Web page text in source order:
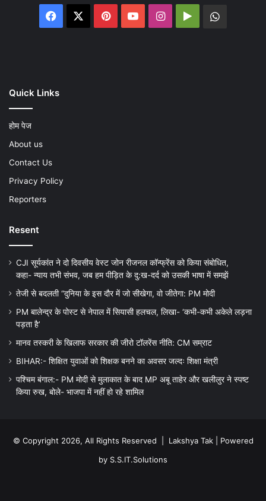
Facebook PinterestYouTubeInstagram
Google
Quick Links
होम पेज
About us
Contact Us
Privacy Policy
Reporters
Resent
CJI सूर्यकांत ने दो दिवसीय वेस्ट जोन रीजनल कॉन्फ्रेंस को किया संबोधित,
कहा- न्याय तभी संभव, जब हम पीड़ित के दु:ख-दर्द को उसकी भाषा में समझें
तेजी से बदलती “दुनिया के इस दौर में जो सीखेगा, वो जीतेगा: PM मोदी
PM बालेन्द्र के पोस्ट से नेपाल में सियासी हलचल, लिखा- ‘कभी-कभी अकेले लड़ना
पड़ता है’
मानव तस्करी के खिलाफ सरकार की जीरो टॉलरेंस नीति: CM सम्राट
BIHAR:- शिक्षित युवाओं को शिक्षक बनने का अवसर जल्दः शिक्षा मंत्री
पश्चिम बंगाल:- PM मोदी से मुलाकात के बाद MP अबू ताहेर और खलीलुर ने स्पष्ट
किया रुख, बोले- भाजपा में नहीं हो रहे शामिल
© Copyright 2026, All Rights Reserved | Lakshya Tak| Powered
by S.S.IT.Solutions